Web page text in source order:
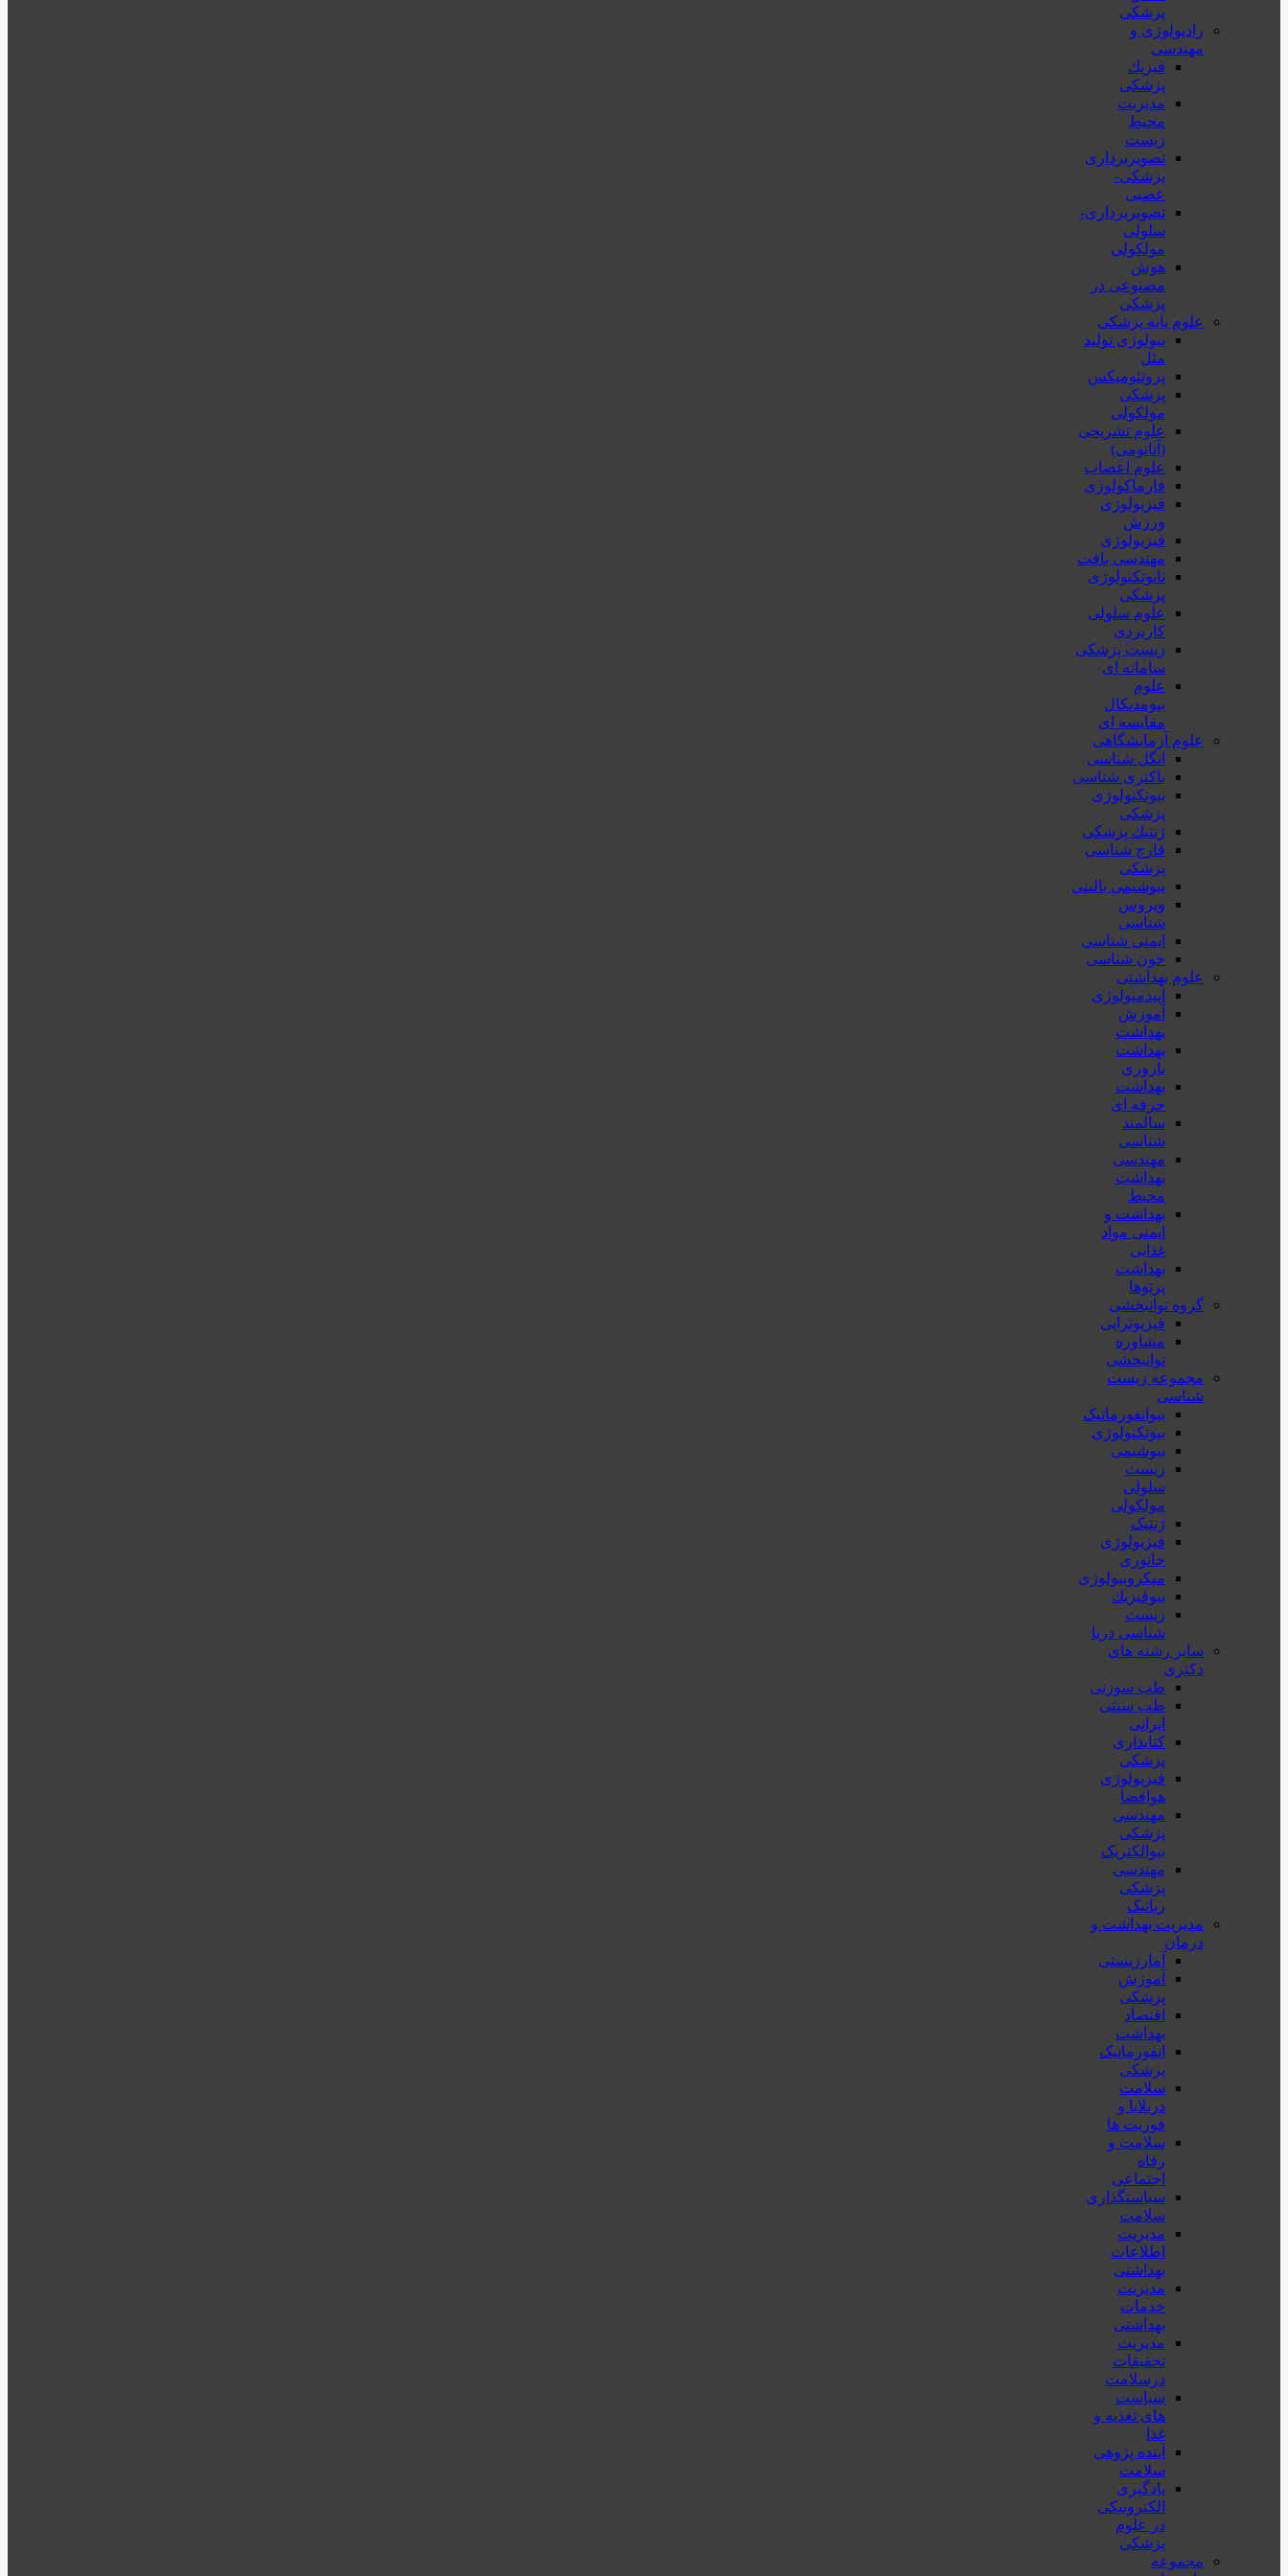
پزشکی
رادیولوژی و
مهندسی
فيزيك
پزشکی
مدیریت
محیط
زیست
تصویربرداری
پزشکی-
عصبی
تصویربرداری-
سلولی
مولکولی
هوش
مصنوعی در
پزشکی
علوم پایه پزشکی
بیولوژی تولید
مثل
پروتئومیکس
پزشکی
مولکولی
علوم تشریحی
(آناتومی)
علوم اعصاب
فارماکولوژی
فیزیولوژی
ورزش
فیزیولوژی
مهندسی بافت
نانوتکنولوژی
پزشکی
علوم سلولی
کاربردی
زیست پزشکی
سامانه ای
علوم
بیومدیکال
مقایسه ای
علوم آزمایشگاهی
انگل شناسی
باکتری شناسی
بیوتکنولوژی
پزشکی
ژنتيك پزشکی
قارچ شناسی
پزشكی
بیوشیمی بالینی
ویروس
شناسی
ایمنی شناسی
خون شناسی
علوم بهداشتی
اپیدمیولوژی
آموزش
بهداشت
بهداشت
باروری
بهداشت
حرفه ای
سالمند
شناسی
مهندسی
بهداشت
محيط
بهداشت و
ایمنی مواد
غذایی
بهداشت
پرتوها
گروه توانبخشی
فیزیوتراپی
مشاوره
توانبخشی
مجموعه زیست
شناسی
بیوانفورماتیک
بیوتکنولوژی
بیوشیمی
زیست
سلولی
مولکولی
ژنتیک
فیزیولوژی
جانوری
میکروبیولوژی
بيوفيزيك
زیست
شناسی دریا
سایر رشته های
دکتری
طب سوزنی
طب سنتی
ایرانی
کتابداری
پزشکی
فیزیولوژی
هوافضا
مهندسی
پزشکی
بیوالکتریک
مهندسی
پزشکی
رباتیک
مدیریت بهداشت و
درمان
آمارزیستی
آموزش
پزشکی
اقتصاد
بهداشت
انفورماتیک
پزشکی
سلامت
دربلايا و
فوريت ها
سلامت و
رفاه
اجتماعی
سیاستگذاری
سلامت
مدیریت
اطلاعات
بهداشتی
مدیریت
خدمات
بهداشتی
مدیریت
تحقیقات
درسلامت
سیاست
های تغذیه و
غذا
آینده پژوهی
سلامت
یادگیری
الکترونیکی
در علوم
پزشکی
مجموعه